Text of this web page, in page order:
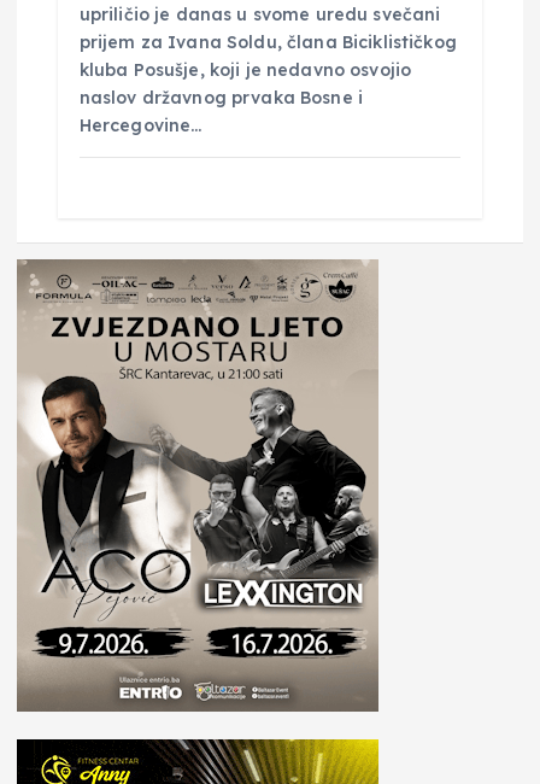
upriličio je danas u svome uredu svečani
prijem za Ivana Soldu, člana Biciklističkog
kluba Posušje, koji je nedavno osvojio
naslov državnog prvaka Bosne i
Hercegovine…